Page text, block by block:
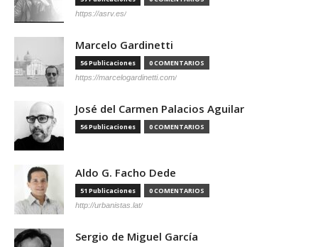
https://asrv.es/
Marcelo Gardinetti
56 Publicaciones 0 COMENTARIOS
https://marcelogardinetti.com/
José del Carmen Palacios Aguilar
56 Publicaciones 0 COMENTARIOS
Aldo G. Facho Dede
51 Publicaciones 0 COMENTARIOS
http://urbanistas.lat/
Sergio de Miguel García